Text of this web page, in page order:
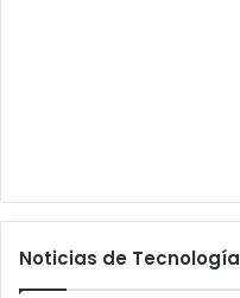
Noticias de Tecnología